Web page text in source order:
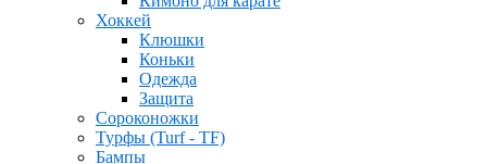
Хоккей
Клюшки
Коньки
Одежда
Защита
Сороконожки
Турфы (Turf - TF)
Бампы